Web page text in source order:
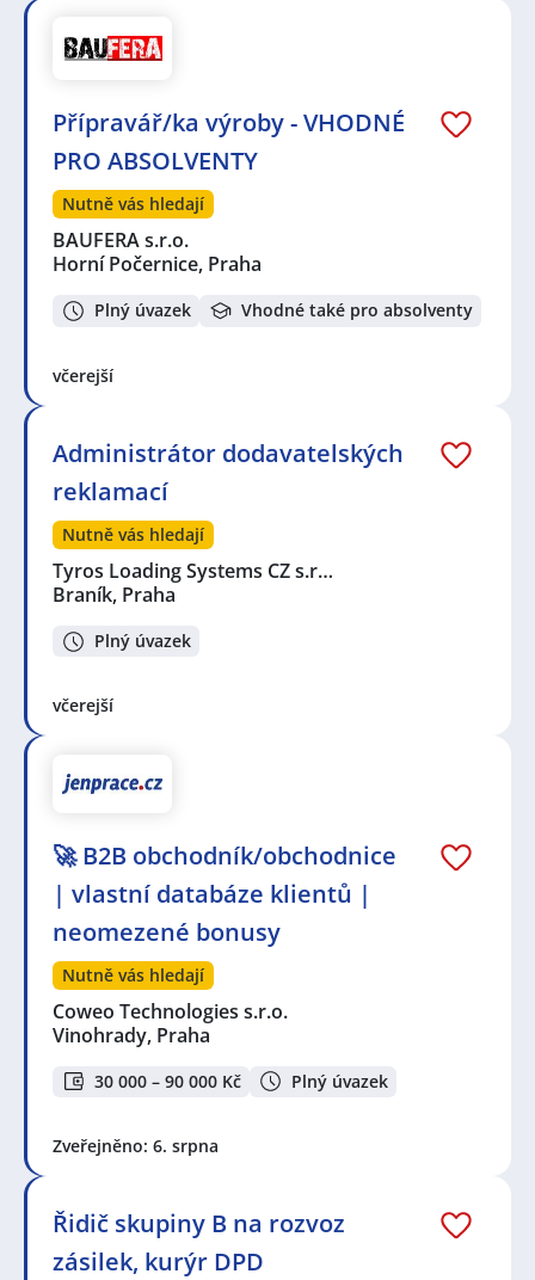
Přípravář/ka výroby - VHODNÉ
PRO ABSOLVENTY
Nutně vás hledají
BAUFERA s.r.o.
Horní Počernice, Praha
Plný úvazek Vhodné také pro absolventy
včerejší
Administrátor dodavatelských
reklamací
Nutně vás hledají
Tyros Loading Systems CZ s.r…
Braník, Praha
Plný úvazek
včerejší
🚀 B2B obchodník/obchodnice
| vlastní databáze klientů |
neomezené bonusy
Nutně vás hledají
Coweo Technologies s.r.o.
Vinohrady, Praha
30 000 – 90 000 Kč Plný úvazek
Zveřejněno: 6. srpna
Řidič skupiny B na rozvoz
zásilek, kurýr DPD